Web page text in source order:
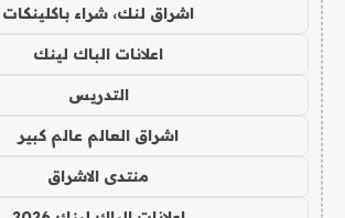
اشراق لنك، شراء باكلينكات
اعلانات الباك لينك
التدريس
اشراق العالم عالم كبير
منتدى الاشراق